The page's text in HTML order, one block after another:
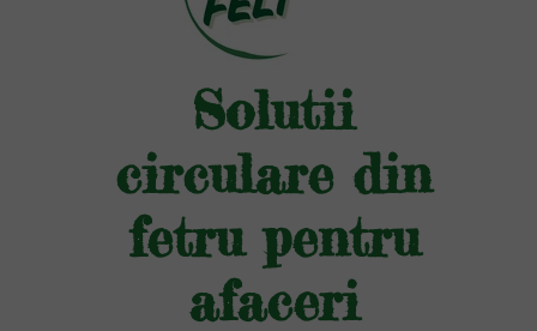
Solutii
circulare din
fetru pentru
afaceri